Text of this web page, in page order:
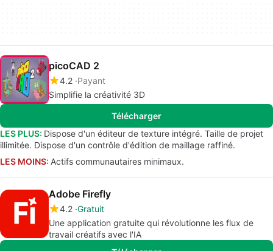
picoCAD 2
4.2 Payant
Simplifie la créativité 3D
Télécharger
LES PLUS: Dispose d'un éditeur de texture intégré. Taille de projet
illimitée. Dispose d'un contrôle d'édition de maillage raffiné.
LES MOINS: Actifs communautaires minimaux.
Adobe Firefly
4.2 Gratuit
Une application gratuite qui révolutionne les flux de
travail créatifs avec l'IA